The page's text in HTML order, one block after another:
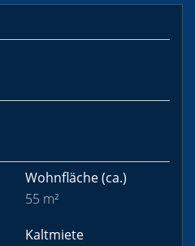
Wohnfläche(ca.)
55 m²
Kaltmiete